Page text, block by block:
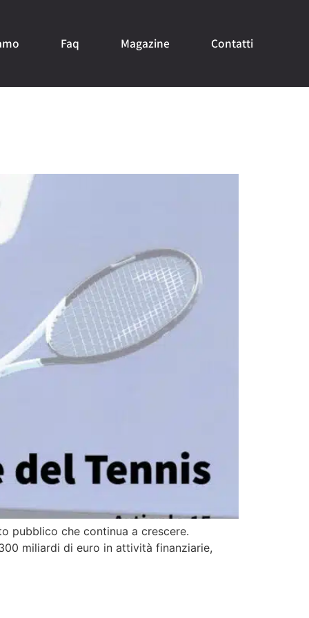
Faq Magazine Contatti
pubblico che continua a crescere.
miliardi di euro in attività finanziarie,